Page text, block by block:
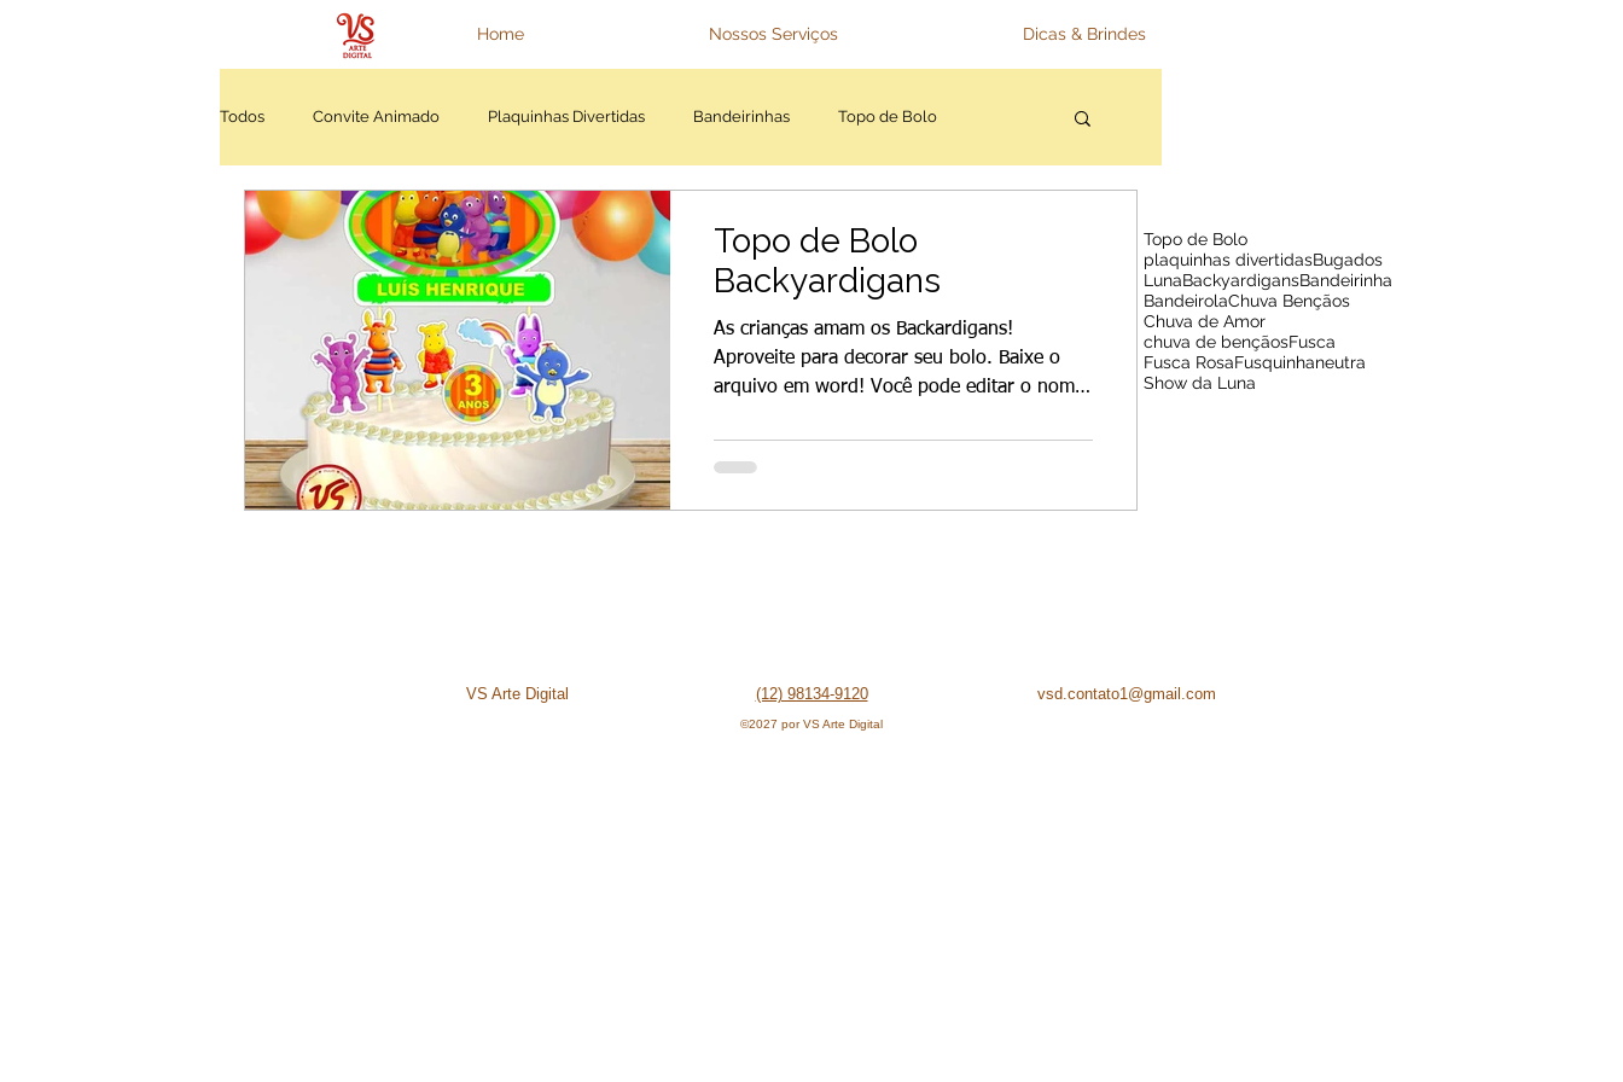
Home Nossos Serviços Dicas & Brindes
Todos Convite Animado Plaquinhas Divertidas Bandeirinhas Topo de Bolo
Topo de Bolo
Backyardigans
As crianças amam os Backardigans!
Aproveite para decorar seu bolo. Baixe o
arquivo em word! Você pode editar o nome
Topo de Bolo
plaquinhas divertidasBugados
LunaBackyardigansBandeirinha
BandeirolaChuva Bençãos
Chuva de Amor
chuva de bençãosFusca
Fusca RosaFusquinhaneutra
Show da Luna
VS Arte Digital (12) 98134-9120 vsd.contato1@gmail.com
©2027 por VS Arte Digital